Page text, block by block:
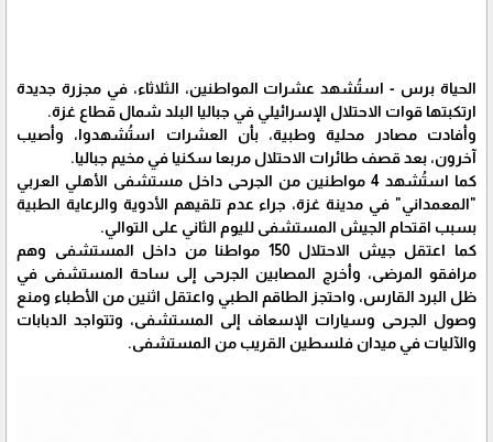
الحياة برس - استُشهد عشرات المواطنين، الثلاثاء، في مجزرة جديدة
ارتكبتها قوات الاحتلال الإسرائيلي في جباليا البلد شمال قطاع غزة.
وأفادت مصادر محلية وطبية، بأن العشرات استُشهدوا، وأصيب
آخرون، بعد قصف طائرات الاحتلال مربعا سكنيا في مخيم جباليا.
كما استُشهد 4 مواطنين من الجرحى داخل مستشفى الأهلي العربي
"المعمداني" في مدينة غزة، جراء عدم تلقيهم الأدوية والرعاية الطبية
بسبب اقتحام الجيش المستشفى لليوم الثاني على التوالي.
كما اعتقل جيش الاحتلال 150 مواطنا من داخل المستشفى وهم
مرافقو المرضى، وأخرج المصابين الجرحى إلى ساحة المستشفى في
ظل البرد القارس، واحتجز الطاقم الطبي واعتقل اثنين من الأطباء ومنع
وصول الجرحى وسيارات الإسعاف إلى المستشفى، وتتواجد الدبابات
والآليات في ميدان فلسطين القريب من المستشفى.